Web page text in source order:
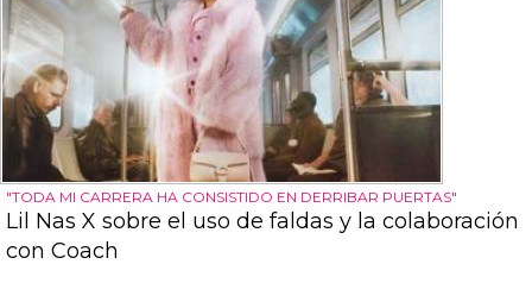
"TODA MI CARRERA HA CONSISTIDO EN DERRIBAR PUERTAS"
Lil Nas X sobre el uso de faldas y la colaboración
con Coach